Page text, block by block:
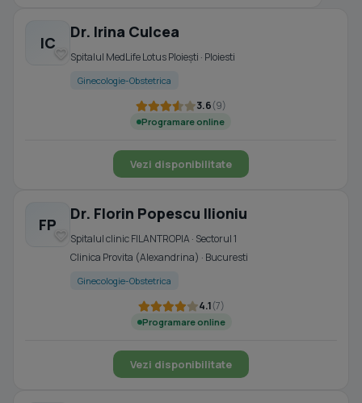
IC
Dr. Irina Culcea
Spitalul MedLife Lotus Ploiești · Ploiesti
Ginecologie-Obstetrica
3.6(9)
Programare online
Vezi disponibilitate
FP
Dr. Florin Popescu Ilioniu
Spitalul clinic FILANTROPIA · Sectorul 1
Clinica Provita (Alexandrina) · Bucuresti
Ginecologie-Obstetrica
4.1(7)
Programare online
Vezi disponibilitate